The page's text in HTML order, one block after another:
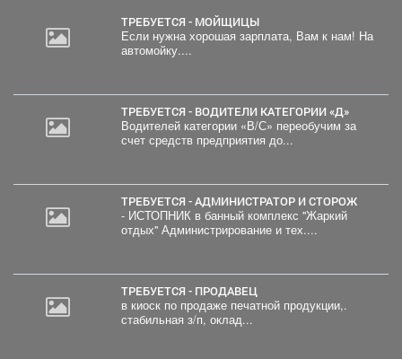
ТРЕБУЕТСЯ - МОЙЩИЦЫ
Если нужна хорошая зарплата, Вам к нам! На
автомойку....
ТРЕБУЕТСЯ - ВОДИТЕЛИ КАТЕГОРИИ «Д»
Водителей категории «В/С» переобучим за
счет средств предприятия до...
ТРЕБУЕТСЯ - АДМИНИСТРАТОР И СТОРОЖ
- ИСТОПНИК в банный комплекс "Жаркий
отдых" Администрирование и тех....
ТРЕБУЕТСЯ - ПРОДАВЕЦ
в киоск по продаже печатной продукции,.
стабильная з/п, оклад...